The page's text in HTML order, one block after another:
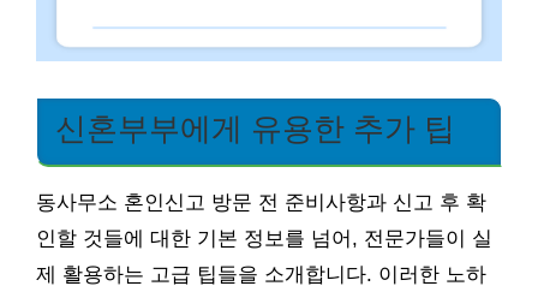
신혼부부에게 유용한 추가 팁
동사무소 혼인신고 방문 전 준비사항과 신고 후 확
인할 것들에 대한 기본 정보를 넘어, 전문가들이 실
제 활용하는 고급 팁들을 소개합니다. 이러한 노하